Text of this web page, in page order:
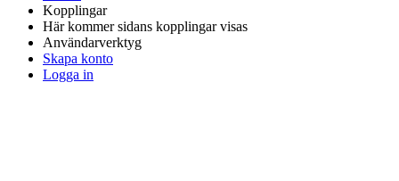
Kopplingar
Här kommer sidans kopplingar visas
Användarverktyg
Skapa konto
Logga in